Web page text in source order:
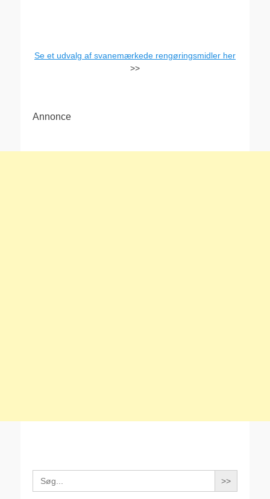
Se et udvalg af svanemærkede rengøringsmidler her
>>
Annonce
Search
for: